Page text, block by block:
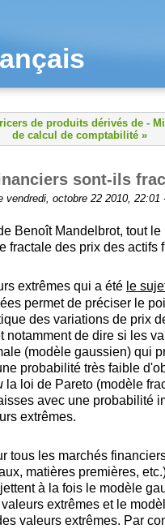
de produits dérivés de -
de calcul de comptabilité »
sont-ils
vendredi, octobre 22 2010,
Benoît Mandelbrot, tout le
fractale des prix des actifs
extrêmes qui a été le
permet de préciser le
des variations de prix
notamment de dire si les
(modèle gaussien) qui
probabilité très faible
la loi de Pareto (modèle
avec une probabilité
extrêmes.
tous les marchés
matières premières,
à la fois le modèle
extrêmes et le
valeurs extrêmes. Par